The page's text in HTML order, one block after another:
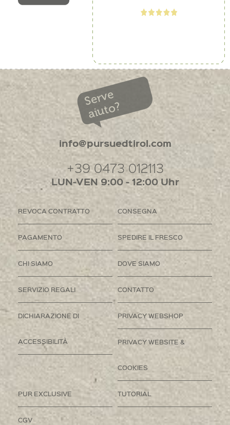
Serve
aiuto?
info@pursuedtirol.com
+39 0473 012113
LUN-VEN 9:00 - 12:00 Uhr
REVOCA CONTRATTO CONSEGNA
PAGAMENTO SPEDIRE IL FRESCO
CHI SIAMO DOVE SIAMO
SERVIZIO REGALI CONTATTO
DICHIARAZIONE DI
ACCESSIBILITÀ
PRIVACY WEBSHOP
PRIVACY WEBSITE &
COOKIES
PUR EXCLUSIVE TUTORIAL
CGV